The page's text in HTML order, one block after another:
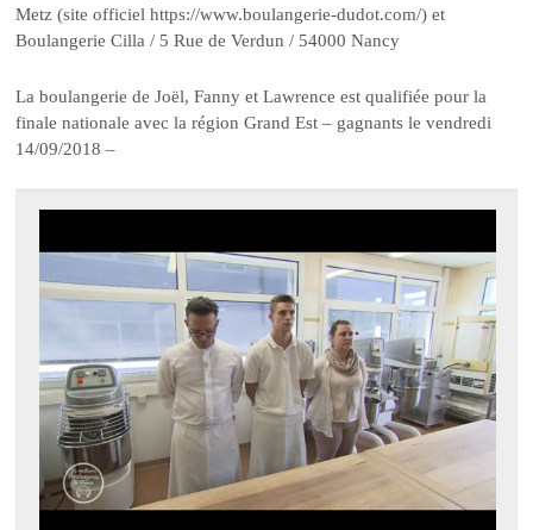
Metz (site officiel https://www.boulangerie-dudot.com/) et
Boulangerie Cilla / 5 Rue de Verdun / 54000 Nancy
La boulangerie de Joël, Fanny et Lawrence est qualifiée pour la
finale nationale avec la région Grand Est – gagnants le vendredi
14/09/2018 –